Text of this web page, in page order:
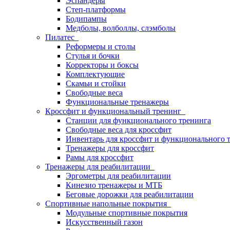
Степ-платформы
Бодипампы
Медболы, волболлы, слэмболы
Пилатес
Реформеры и столы
Стулья и бочки
Корректоры и боксы
Комплектующие
Скамьи и стойки
Свободные веса
Функциональные тренажеры
Кроссфит и функциональный тренинг
Станции для функционального тренинга
Свободные веса для кроссфит
Инвентарь для кроссфит и функционального
Тренажеры для кроссфит
Рамы для кроссфит
Тренажеры для реабилитации
Эргометры для реабилитации
Кинезио тренажеры и МТБ
Беговые дорожки для реабилитации
Спортивные напольные покрытия
Модульные спортивные покрытия
Искусственный газон